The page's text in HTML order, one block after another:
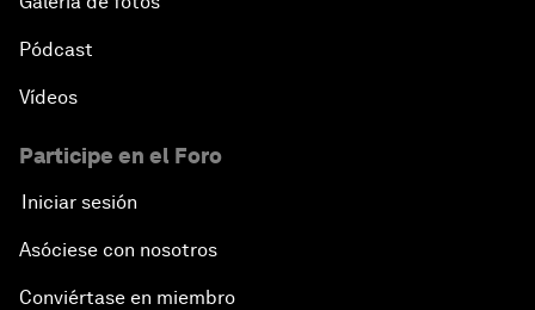
Pódcast
Vídeos
Participe en el Foro
Iniciar sesión
Asóciese con nosotros
Conviértase en miembro